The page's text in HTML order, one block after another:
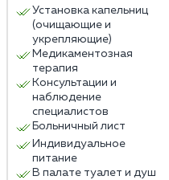
Установка капельниц
(очищающие и
укрепляющие)
Медикаментозная
терапия
Консультации и
наблюдение
специалистов
Больничный лист
Индивидуальное
питание
В палате туалет и душ